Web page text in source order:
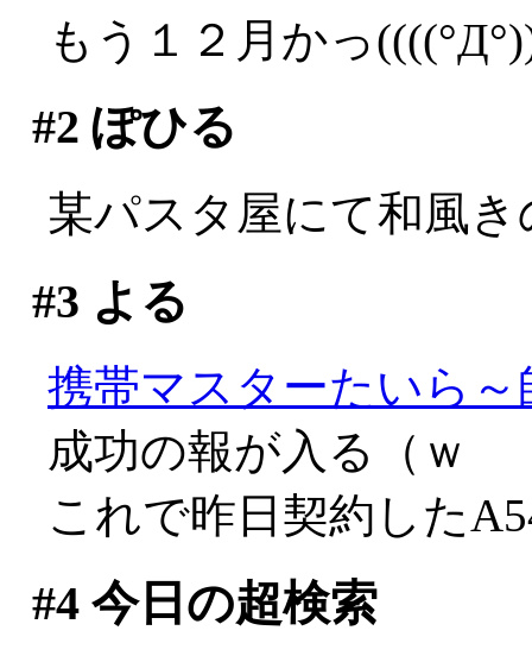
もう１２月かっ
#2 ぽひる
某パスタ屋にて和風
#3 よる
携帯マスターたいら～
成功の報が入る（ｗ
これで昨日契約した
#4今日の超検索